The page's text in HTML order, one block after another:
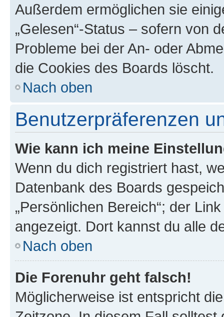
Außerdem ermöglichen sie
„Gelesen“-Status – sofern von
Probleme bei der An- oder
die Cookies des Boards löscht.
Nach oben
Benutzerpräferenzen
Wie kann ich meine
Wenn du dich registriert hast,
Datenbank des Boards
„Persönlichen Bereich“; der
angezeigt. Dort kannst du alle
Nach oben
Die Forenuhr geht falsch!
Möglicherweise ist entspricht